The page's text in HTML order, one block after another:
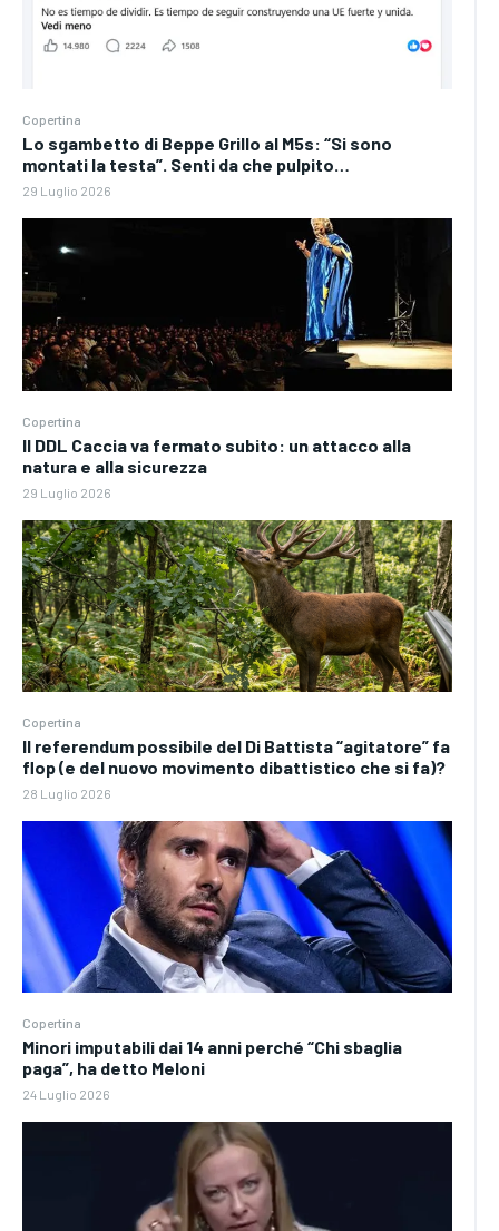
Copertina
Lo sgambetto di Beppe Grillo al M5s: “Si sono
montati la testa”. Senti da che pulpito…
29 Luglio 2026
Copertina
Il DDL Caccia va fermato subito: un attacco alla
natura e alla sicurezza
29 Luglio 2026
Copertina
Il referendum possibile del Di Battista “agitatore” fa
flop (e del nuovo movimento dibattistico che si fa)?
28 Luglio 2026
Copertina
Minori imputabili dai 14 anni perché “Chi sbaglia
paga”, ha detto Meloni
24 Luglio 2026